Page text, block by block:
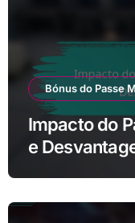
Bónus do Passe
Impacto do
e